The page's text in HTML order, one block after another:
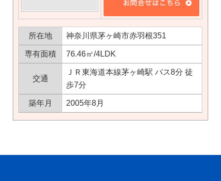
所在地 神奈川県茅ヶ崎市赤羽根351
専有面積 76.46㎡/4LDK
交通
ＪＲ東海道本線茅ヶ崎駅 バス8分 徒
歩7分
築年月 2005年8月